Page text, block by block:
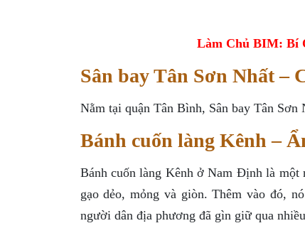
Làm Chủ BIM: Bí
Sân bay Tân Sơn Nhất –
Nằm tại quận Tân Bình, Sân bay Tân
Bánh cuốn làng Kênh –
Bánh cuốn làng Kênh ở Nam Định là một
gạo dẻo, mỏng và giòn. Thêm vào đó,
người dân địa phương đã gìn giữ qua